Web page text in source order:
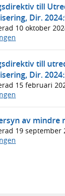
till
Dir.
10 oktober
till
Dir.
15 februari
av mindre
19 september